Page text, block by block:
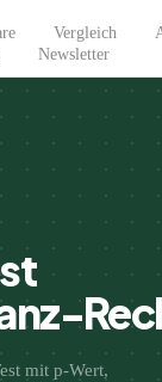
Vergleich
Newsletter
mit p-Wert,